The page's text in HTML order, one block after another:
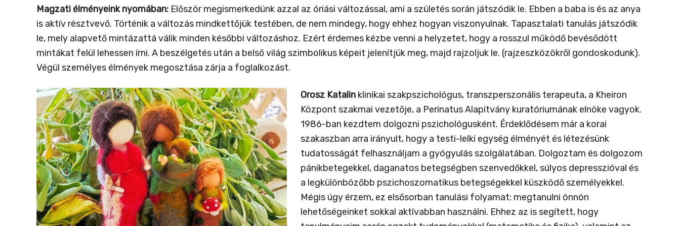
Magzati élményeink nyomában: Először megismerkedünk azzal az óriási változással, ami a születés során játszódik le. Ebben a baba is és az anya
is aktív résztvevő. Történik a változás mindkettőjük testében, de nem mindegy, hogy ehhez hogyan viszonyulnak. Tapasztalati tanulás játszódik
le, mely alapvető mintázattá válik minden későbbi változáshoz. Ezért érdemes kézbe venni a helyzetet, hogy a rosszul működő bevésődött
mintákat felül lehessen írni. A beszélgetés után a belső világ szimbolikus képeit jelenítjük meg, majd rajzoljuk le. (rajzeszközökről gondoskodunk).
Végül személyes élmények megosztása zárja a foglalkozást.
Orosz Katalin klinikai szakpszichológus, transzperszonális terapeuta, a Kheiron
Központ szakmai vezetője, a Perinatus Alapítvány kuratóriumának elnöke vagyok.
1986-ban kezdtem dolgozni pszichológusként. Érdeklődésem már a korai
szakaszban arra irányult, hogy a testi-lelki egység élményét és létezésünk
tudatosságát felhasználjam a gyógyulás szolgálatában. Dolgoztam és dolgozom
pánikbetegekkel, daganatos betegségben szenvedőkkel, súlyos depresszióval és
a legkülönbözőbb pszichoszomatikus betegségekkel küszködő személyekkel.
Mégis úgy érzem, ez elsősorban tanulási folyamat: megtanulni önnön
lehetőségeinket sokkal aktívabban használni. Ehhez az is segített, hogy